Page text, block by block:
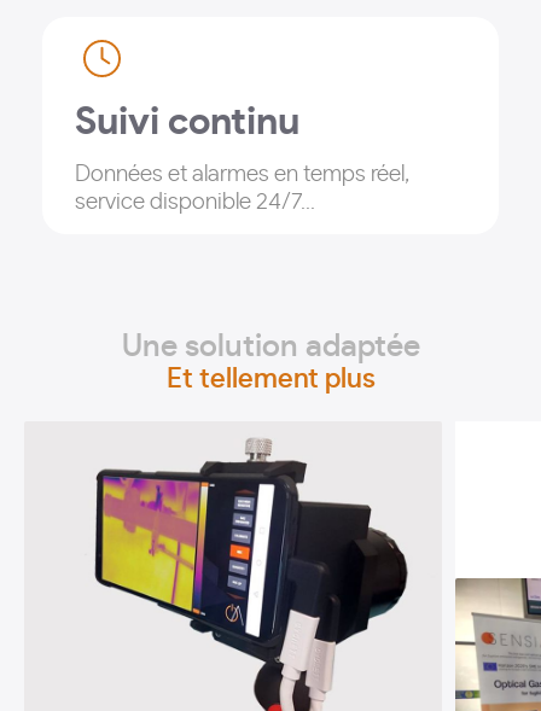
Suivi continu
Données et alarmes en temps réel,
service disponible 24/7...
Une solution adaptée
Et tellement plus